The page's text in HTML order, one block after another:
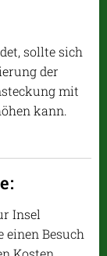
sollte sich
der
mit
kann.
Insel
Besuch